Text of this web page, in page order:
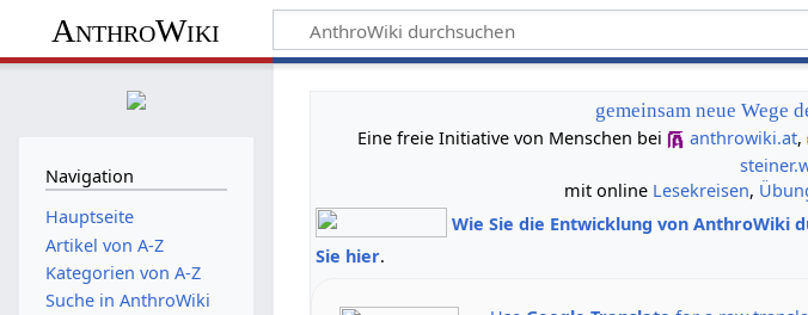
AnthroWiki
gemeinsam neue Wege
Eine freie Initiative von Menschen bei
anthrowiki.at,
mit online Lesekreisen,
Wie Sie die Entwicklung von AnthroWiki
Sie hier.
Navigation
Hauptseite
Artikel von A-Z
Kategorien von A-Z
Suche in AnthroWiki